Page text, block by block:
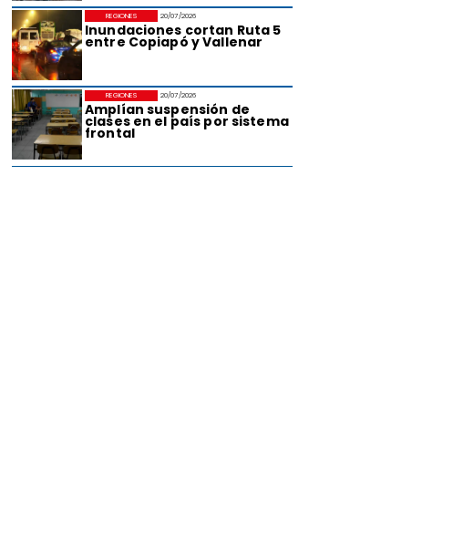
20/07/2026
Inundaciones cortan Ruta 5
entre Copiapó y Vallenar
REGIONES
20/07/2026
Amplían suspensión de
clases en el país por sistema
frontal
REGIONES